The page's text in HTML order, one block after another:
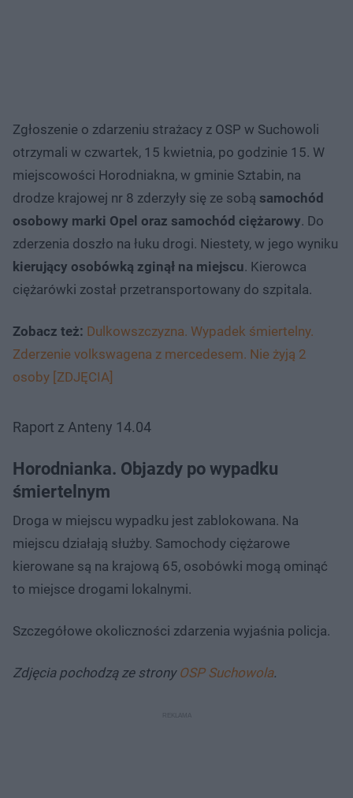
Zgłoszenie o zdarzeniu strażacy z OSP w Suchowoli
otrzymali w czwartek, 15 kwietnia, po godzinie 15. W
miejscowości Horodniakna, w gminie Sztabin, na
drodze krajowej nr 8 zderzyły się ze sobą samochód
osobowy marki Opel oraz samochód ciężarowy. Do
zderzenia doszło na łuku drogi. Niestety, w jego wyniku
kierujący osobówką zginął na miejscu. Kierowca
ciężarówki został przetransportowany do szpitala.
Zobacz też: Dulkowszczyzna. Wypadek śmiertelny.
Zderzenie volkswagena z mercedesem. Nie żyją 2
osoby [ZDJĘCIA]
Raport z Anteny 14.04
Horodnianka. Objazdy po wypadku
śmiertelnym
Droga w miejscu wypadku jest zablokowana. Na
miejscu działają służby. Samochody ciężarowe
kierowane są na krajową 65, osobówki mogą ominąć
to miejsce drogami lokalnymi.
Szczegółowe okoliczności zdarzenia wyjaśnia policja.
Zdjęcia pochodzą ze strony OSP Suchowola.